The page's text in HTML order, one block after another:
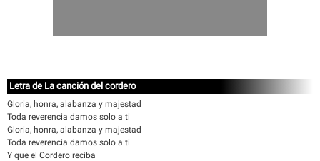
Letra de La canción del cordero
Gloria, honra, alabanza y majestad
Toda reverencia damos solo a ti
Gloria, honra, alabanza y majestad
Toda reverencia damos solo a ti
Y que el Cordero reciba